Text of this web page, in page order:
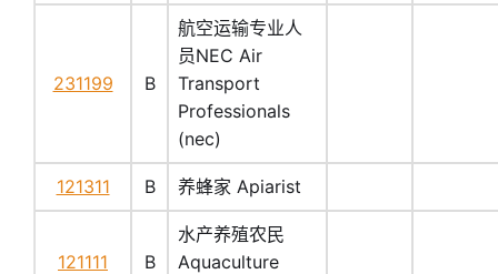
231199 B
航空运输专业人
员NEC Air
Transport
Professionals
(nec)
121311 B 养蜂家 Apiarist
121111 B
水产养殖农民
Aquaculture